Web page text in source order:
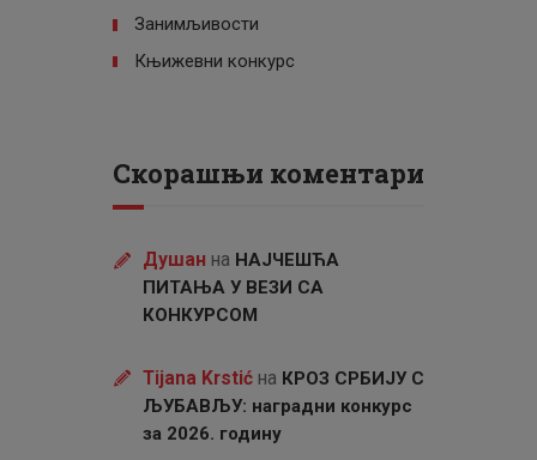
Занимљивости
Књижевни конкурс
Скорашњи коментари
Душан на НАЈЧЕШЋА
ПИТАЊА У ВЕЗИ СА
КОНКУРСОМ
Tijana Krstićна КРОЗ СРБИЈУ С
ЉУБАВЉУ: наградни конкурс
за 2026. годину